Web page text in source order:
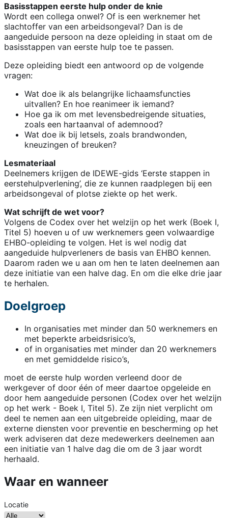
Basisstappen eerste hulp onder de knie
Wordt een collega onwel? Of is een werknemer het
slachtoffer van een arbeidsongeval? Dan is de
aangeduide persoon na deze opleiding in staat om de
basisstappen van eerste hulp toe te passen.
Deze opleiding biedt een antwoord op de volgende
vragen:
Wat doe ik als belangrijke lichaamsfuncties
uitvallen? En hoe reanimeer ik iemand?
Hoe ga ik om met levensbedreigende situaties,
zoals een hartaanval of ademnood?
Wat doe ik bij letsels, zoals brandwonden,
kneuzingen of breuken?
Lesmateriaal
Deelnemers krijgen de IDEWE-gids ‘Eerste stappen in
eerstehulpverlening’, die ze kunnen raadplegen bij een
arbeidsongeval of plotse ziekte op het werk.
Wat schrijft de wet voor?
Volgens de Codex over het welzijn op het werk (Boek I,
Titel 5) hoeven u of uw werknemers geen volwaardige
EHBO-opleiding te volgen. Het is wel nodig dat
aangeduide hulpverleners de basis van EHBO kennen.
Daarom raden we u aan om hen te laten deelnemen aan
deze initiatie van een halve dag. En om die elke drie jaar
te herhalen.
Doelgroep
In organisaties met minder dan 50 werknemers en
met beperkte arbeidsrisico’s,
of in organisaties met minder dan 20 werknemers
en met gemiddelde risico’s,
moet de eerste hulp worden verleend door de
werkgever of door één of meer daartoe opgeleide en
door hem aangeduide personen (Codex over het welzijn
op het werk - Boek I, Titel 5). Ze zijn niet verplicht om
deel te nemen aan een uitgebreide opleiding, maar de
externe diensten voor preventie en bescherming op het
werk adviseren dat deze medewerkers deelnemen aan
een initiatie van 1 halve dag die om de 3 jaar wordt
herhaald.
Waar en wanneer
Locatie